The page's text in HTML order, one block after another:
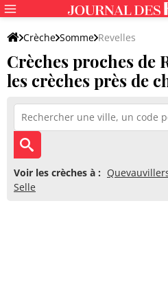
Crèche Somme Revelles
Crèches proches de
les crèches près de
Voir les crèches à :
Selle